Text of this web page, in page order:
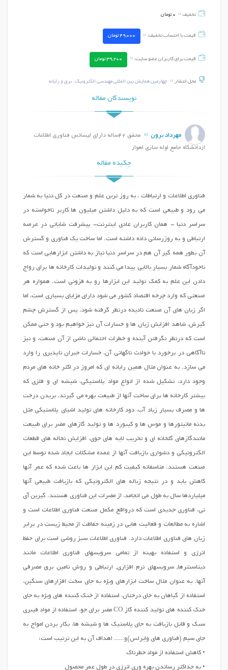
تخفیف 0 تومان
قیمت با احتساب تخفیف: 49,000تومان
قیمت برای کاربران عضو سایت: 39,200تومان
محل انتشار چهارمین همایش بین المللی مهندسی الکترونیک ، برق و رایانه
نویسندگان مقاله
مهرداد برون محقق 42ساله دارای لیسانس فناوری اطلاعات
ازدانشگاه جامع لوله سازی اهواز
چکیده مقاله
فناوری اطلاعات و ارتباطات ، به روز ترین علم و صنعت در کل دنیا به شمار
می رود و طبیعی است که به دلیل داشتن میلیون ها کاربر ناخواسته در
سراسر دنیا - همان کاربران عادی اینترنت- پیشرفت شایانی در عرصه
ارتباطی و به روزرسانی داده داشته است. اما ساخت یک فناوری و گسترش
آن بطور همه گیر آن هم در سراسر دنیا نیاز به داشتن ابزارهایی است که
ناخودآگاه شمار بسیار بالایی پیدا می کنند و تولیدات کارخانه ها برای رواج
دادن این علم به کمک تولید این ابزارها رو به فزونی است. همواره هر
صنعتی که وارد چرخه اقتصاد کشور می شود دارای مزایای بسیاری است، اما
اگر زیان های آن صنعت نادیده درنظر گرفته شود، پس از گسترش چشم
گیرش، شاهد افزایش زیان ها و خسارات آن نیز خواهیم بود و حتی ممکن
است که درنظر نگرفتن آینده و خطرات احتمالی ناشی از آن صنعت، و نیز
ناآگاهی در برخورد با حوادث ناگهانی آن، خسارات جبران ناپذیری را وارد
می سازد. به عنوان مثال همین رایانه ای که امروز در اکثر خانه های مردم
وجود دارد، تشکیل شده از انواع مواد پلاستیکی، شیشه ای و فلزی که
بیشتر کارخانه ها برای ساخت آنها از طبیعت بهره می گیرند. بریدن درخت
ها و مصرف بسیار زیاد آب، دود کارخانه های تولید اشیای پلاستیکی مثل
بدنه مانیتورها و موس ها و کیبورد ها و تولید گازهای مضر برای طبیعت
مانندگازهای گلخانه ای و تخریب لایه های جوی، افزایش نخاله های قطعات
الکترونیکی و دشواری بازیافت آنها از عمده مشکلات ایجاد شده توسط این
صنعت هستند. متاسفانه کیفیت کم این ابزار ها باعث شده که عمر آنها
کاهش یابد و در نتیجه زباله های الکترونیکی که بازیافت طبیعی آنها
میلیاردها سال به طول می انجامد، از مضرات این فناوری هستند. گیرین آی
تی، فناوری جدیدی است که درواقع مکمل صنعت فناوری اطلاعات است و
اشاره به مطالعات و فعالیت هایی در زمینه حفاظت از محیط زیست در برابر
زیان های فناوری اطلاعات دارد. فناوری اطلاعات سبز روشی است برای حفظ
انرژی و استفاده بهینه از تمامی سرویسهای فناوری اطلاعات مانند
دیتاسنترها, سرویسهای نرم افزاری, ارتباطی و روش تامین برق مصرفی
آنها. به عنوان مثال ساخت ابزارهای ویژه به جای سخت افزارهای سنگین،
استفاده از گیاهان به جای درختان، استفاده از خنک کننده های ویژه به جای
خنک کننده های تولید کننده گاز CO مضر برای جو، استفاده از مواد فیبری
سبک و قابل بازیافت به جای پلاستیک ها و شیشه ها، بکار بردن امواج به
جای سیم (فناوری های وایرلس)و..... اهداف آن به این ترتیب است:
• کاهش استفاده از مواد خطرناک
• به حداکثر رساندن بهره وری انرژی در طول عمر محصول